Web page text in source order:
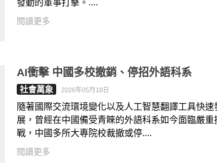
發動的軍事打擊。....
閱讀更多
AI衝擊 中國多校撤銷、停招外語科系
社會萬象 2026年05月18日
隨著國際交流環境變化以及人工智慧翻譯工具快速
展，曾經在中國備受青睞的外語科系如今面臨嚴重
戰，中國多所大專院校裁撤或停....
閱讀更多